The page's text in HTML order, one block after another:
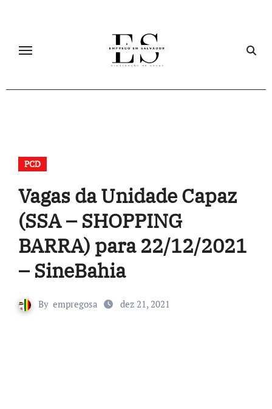
PCD
Vagas da Unidade Capaz
(SSA – SHOPPING
BARRA) para 22/12/2021
– SineBahia
By empregosa dez 21, 2021